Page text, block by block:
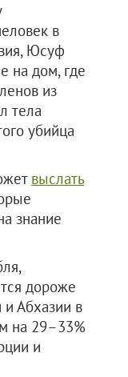
в
Юсуф
на дом, где
из
тела
убийца
выслать
знание
дороже
Абхазии в
на 29–33%
и